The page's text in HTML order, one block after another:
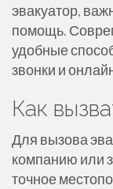
эвакуатор,
помощь.
удобные
звонки и
Как
Для вызова
компанию или
точное